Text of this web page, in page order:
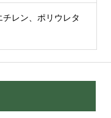
レン、ポリウレタ